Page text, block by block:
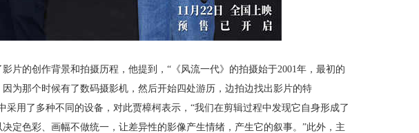
片的创作背景和拍摄历程，他提到，“《风流一代》的拍摄始于2001年，最初的
为那个时候有了数码摄影机，然后开始四处游历，边拍边找出影片的特
采用了多种不同的设备，对此贾樟柯表示，“我们在剪辑过程中发现它自身形成了
定色彩、画幅不做统一，让差异性的影像产生情绪，产生它的叙事。”此外，主